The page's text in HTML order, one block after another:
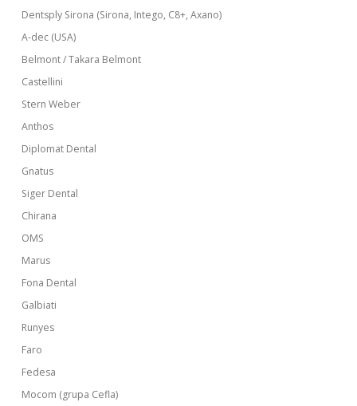
Dentsply Sirona (Sirona, Intego, C8+, Axano)
A-dec (USA)
Belmont / Takara Belmont
Castellini
Stern Weber
Anthos
Diplomat Dental
Gnatus
Siger Dental
Chirana
OMS
Marus
Fona Dental
Galbiati
Runyes
Faro
Fedesa
Mocom (grupa Cefla)